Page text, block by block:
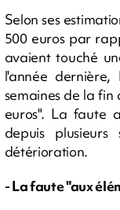
Selon ses
500 euros par
avaient touché
l'année
semaines de la fin
euros". La faute
depuis
détérioration.
- La faute "aux